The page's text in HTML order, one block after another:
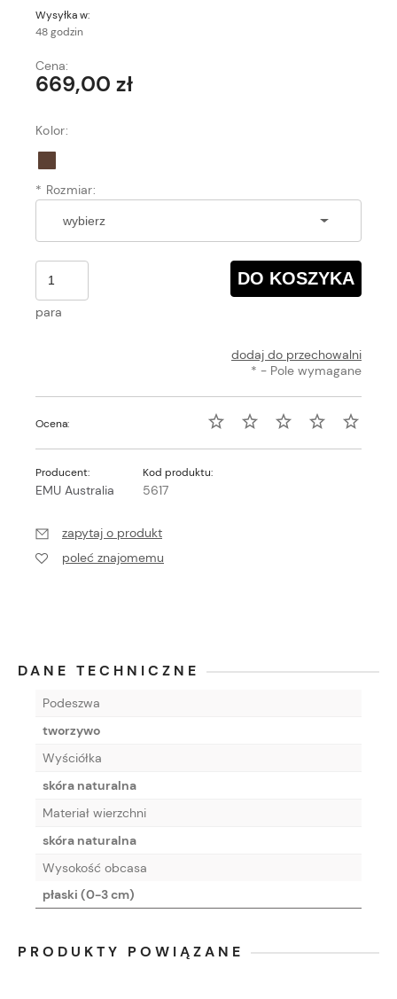
Wysyłka w:
48 godzin
Cena:
669,00 zł
Kolor:
* Rozmiar:
para
DO KOSZYKA
dodaj do przechowalni
* - Pole wymagane
Ocena:
Producent:
EMU Australia
Kod produktu:
5617
zapytaj o produkt
poleć znajomemu
DANE TECHNICZNE
Podeszwa
tworzywo
Wyściółka
skóra naturalna
Materiał wierzchni
skóra naturalna
Wysokość obcasa
płaski (0-3 cm)
PRODUKTY POWIĄZANE